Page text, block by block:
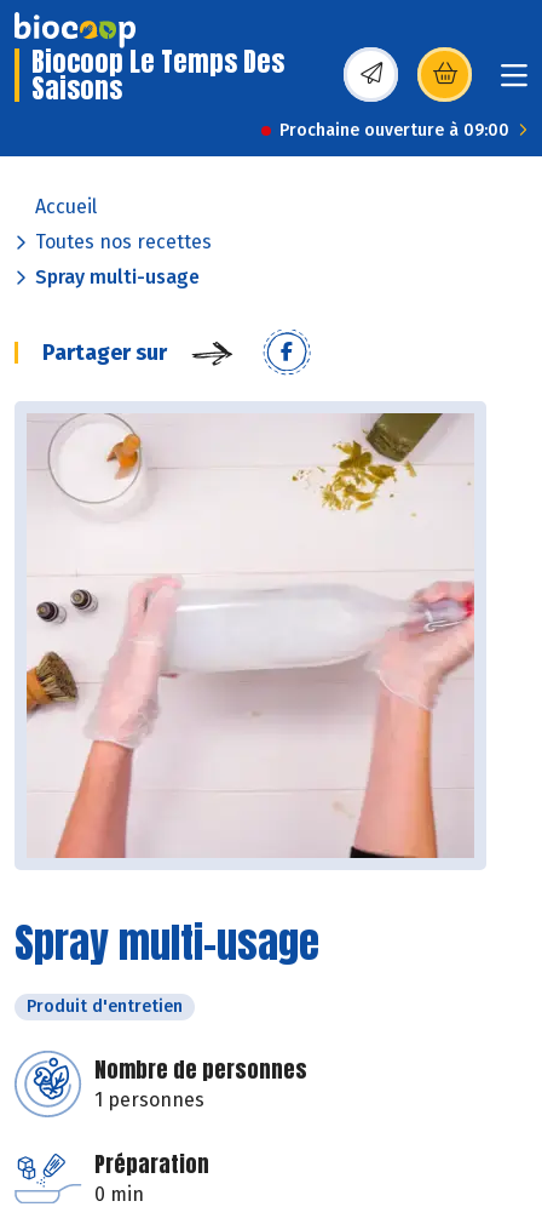
Biocoop Le Temps Des
Saisons (s’ouvre dans une
Prochaine ouverture à 09:00
Accueil
Toutes nos recettes
Spray multi-usage
Partager sur
Spray multi-usage
Produit d'entretien
Nombre de personnes
1 personnes
Préparation
0 min